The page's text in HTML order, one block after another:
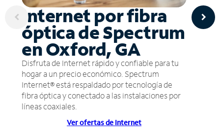
Internet por fibra
óptica de Spectrum
en Oxford, GA
Disfruta de Internet rápido y confiable para tu
hogar a un precio económico. Spectrum
Internet® está respaldado por tecnología de
fibra óptica y conectado a las instalaciones por
líneas coaxiales.
Ver ofertas de Internet